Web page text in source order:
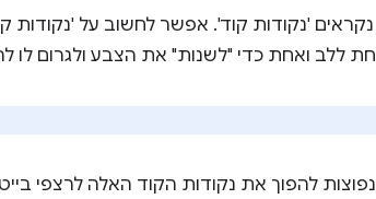
'נקודות קוד'. אפשר לחשוב על 'נקודות
ללב ואחת כדי "לשנות" את הצבע ולגרום לו